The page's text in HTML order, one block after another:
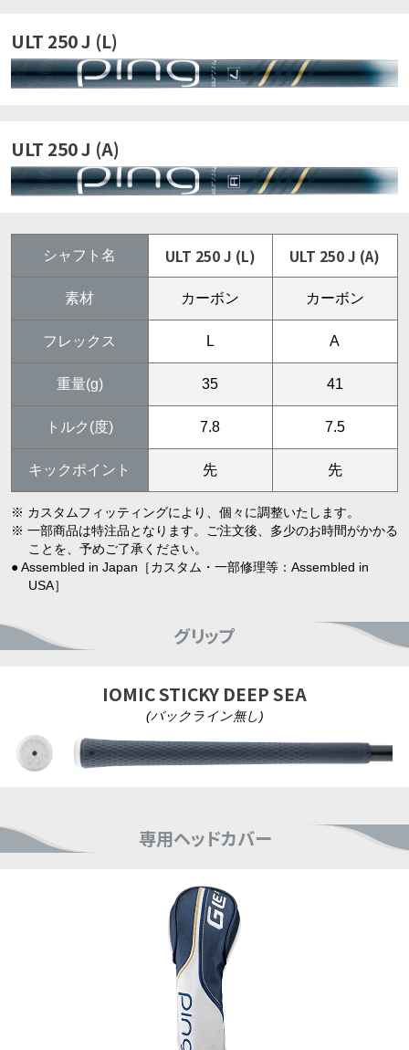
ULT 250 J (L)
ULT 250 J (A)
シャフト名 ULT 250 J (L) ULT 250 J (A)
素材 カーボン カーボン
フレックス L A
重量(g) 35 41
トルク(度) 7.8 7.5
キックポイント 先 先
※ カスタムフィッティングにより、個々に調整いたします。
※ 一部商品は特注品となります。ご注文後、多少のお時間がかかる
ことを、予めご了承ください。
● Assembled in Japan［カスタム・一部修理等：Assembled in
USA］
グリップ
IOMIC STICKY DEEP SEA
(バックライン無し)
専用ヘッドカバー